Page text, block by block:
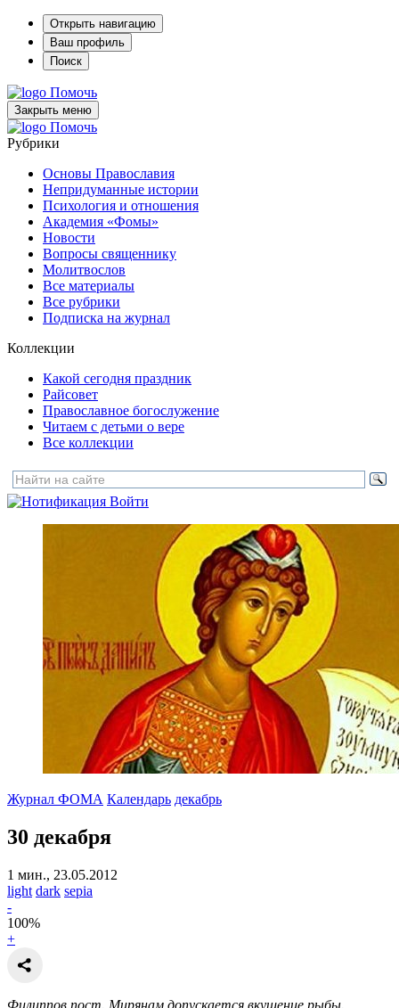
Открыть навигацию
Ваш профиль
Поиск
Помочь
Закрыть меню
Помочь
Рубрики
Основы Православия
Непридуманные истории
Психология и отношения
Академия «Фомы»
Новости
Вопросы священнику
Молитвослов
Все материалы
Все рубрики
Подписка на журнал
Коллекции
Какой сегодня праздник
Райсовет
Православное богослужение
Читаем с детьми о вере
Все коллекции
Войти
Журнал ФОМА Календарь декабрь
30 декабря
1 мин., 23.05.2012
light dark sepia
-
100%
+
Филиппов пост. Мирянам допускается вкушение рыбы.